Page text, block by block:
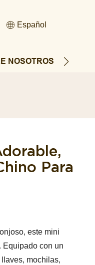
Español
NOSOTROS
Para
este mini
Equipado con un
mochilas,